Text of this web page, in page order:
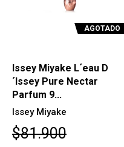
AGOTADO
Issey Miyake L´eau D
´Issey Pure Nectar
Parfum 9...
Issey Miyake
$81.900